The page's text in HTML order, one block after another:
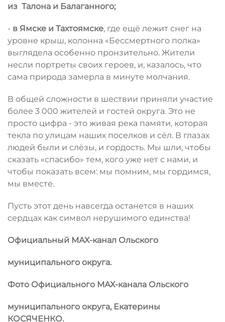
из Талона и Балаганного;
- в Ямске и Тахтоямске, где ещё лежит снег на
уровне крыш, колонна «Бессмертного полка»
выглядела особенно пронзительно. Жители
несли портреты своих героев, и, казалось, что
сама природа замерла в минуте молчания.
В общей сложности в шествии приняли участие
более 3 000 жителей и гостей округа. Это не
просто цифра - это живая река памяти, которая
текла по улицам наших поселков и сёл. В глазах
людей были и слёзы, и гордость. Мы шли, чтобы
сказать «спасибо» тем, кого уже нет с нами, и
чтобы показать всем: мы помним, мы гордимся,
мы вместе.
Пусть этот день навсегда останется в наших
сердцах как символ нерушимого единства!
Официальный МАХ-канал Ольского
муниципального округа.
Фото Официального МАХ-канала Ольского
муниципального округа, Екатерины
КОСЯЧЕНКО.